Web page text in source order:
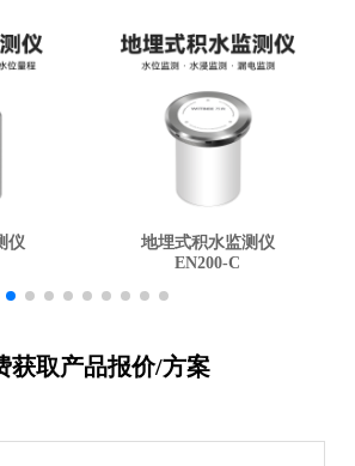
仪
地埋式积水监测仪
EN200-C
获取产品报价/方案